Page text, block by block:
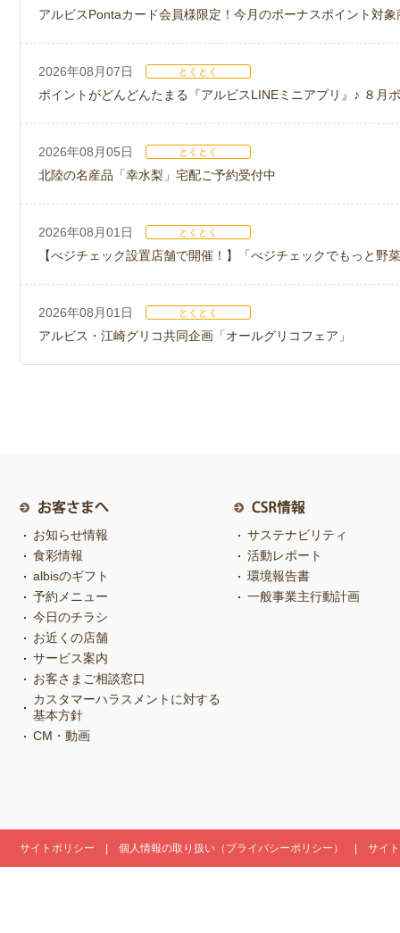
アルビスPontaカード会員様限定！今月のボーナスポイント対象
2026年08月07日 とくとく
ポイントがどんどんたまる『アルビスLINEミニアプリ』♪ ８月
2026年08月05日 とくとく
北陸の名産品「幸水梨」宅配ご予約受付中
2026年08月01日 とくとく
【べジチェック設置店舗で開催！】「べジチェックでもっと野
2026年08月01日 とくとく
アルビス・江崎グリコ共同企画「オールグリコフェア」
お知らせ情報
食彩情報
albisのギフト
予約メニュー
今日のチラシ
お近くの店舗
サービス案内
お客さまご相談窓口
カスタマーハラスメントに対する
基本方針
CM・動画
サステナビリティ
活動レポート
環境報告書
一般事業主行動計画
サイトポリシー 個人情報の取り扱い（プライバシーポリシー） サイ